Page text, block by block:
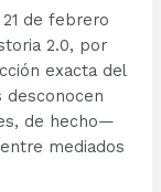
de febrero
2.0, por
exacta del
desconocen
de hecho—
mediados